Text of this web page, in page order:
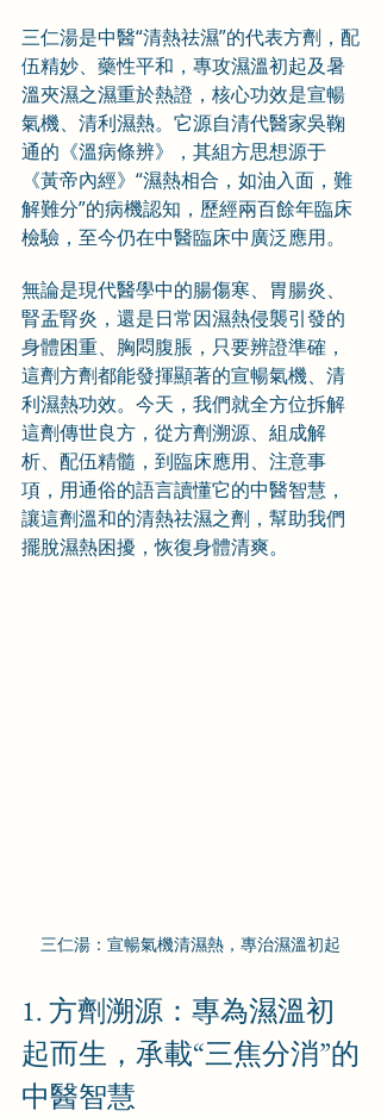
三仁湯是中醫“清熱祛濕”的代表方劑，配
伍精妙、藥性平和，專攻濕溫初起及暑
溫夾濕之濕重於熱證，核心功效是宣暢
氣機、清利濕熱。它源自清代醫家吳鞠
通的《溫病條辨》，其組方思想源于
《黃帝內經》“濕熱相合，如油入面，難
解難分”的病機認知，歷經兩百餘年臨床
檢驗，至今仍在中醫臨床中廣泛應用。
無論是現代醫學中的腸傷寒、胃腸炎、
腎盂腎炎，還是日常因濕熱侵襲引發的
身體困重、胸悶腹脹，只要辨證準確，
這劑方劑都能發揮顯著的宣暢氣機、清
利濕熱功效。今天，我們就全方位拆解
這劑傳世良方，從方劑溯源、組成解
析、配伍精髓，到臨床應用、注意事
項，用通俗的語言讀懂它的中醫智慧，
讓這劑溫和的清熱祛濕之劑，幫助我們
擺脫濕熱困擾，恢復身體清爽。
三仁湯：宣暢氣機清濕熱，專治濕溫初起
1. 方劑溯源：專為濕溫初
起而生，承載“三焦分消”的
中醫智慧